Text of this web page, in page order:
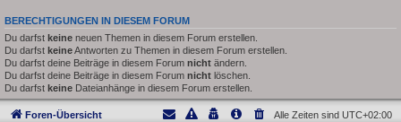
BERECHTIGUNGEN IN DIESEM FORUM
Du darfst keine neuen Themen in diesem Forum erstellen.
Du darfst keineAntworten zu Themen in diesem Forum erstellen.
Du darfst deine Beiträge in diesem Forum nicht ändern.
Du darfst deine Beiträge in diesem Forum nicht löschen.
Du darfst keine Dateianhänge in diesem Forum erstellen.
Foren-Übersicht Alle Zeiten sind UTC+02:00